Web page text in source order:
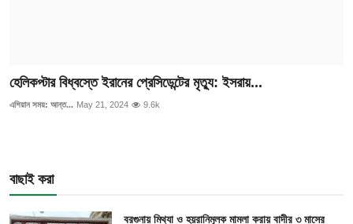
হেলিকপ্টার বিধ্বস্তে ইরানের প্রেসিডেন্টের মৃত্যু: ইসরায়...
এশিয়ান সময়: আন্ত... May 21, 2024 9.6k
বাছাই করা
বরগুনায় মিথ্যা ও হয়রানিমূলক মামলা করায় বাদীর ৩ মাসের